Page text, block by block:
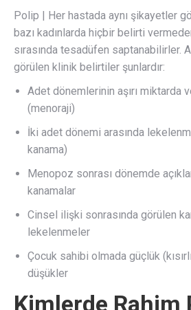
Polip | Her hastada aynı şikayetler
bazı kadınlarda hiçbir belirti
sırasında tesadüfen saptanabilirler.
görülen klinik belirtiler şunlardır:
Adet dönemlerinin aşırı miktarda
(menoraji)
İki adet dönemi arasında
kanama)
Menopoz sonrası dönemde
kanamalar
Cinsel ilişki sonrasında görülen
lekelenmeler
Çocuk sahibi olmada güçlük
düşükler
Kimlerde Rahim